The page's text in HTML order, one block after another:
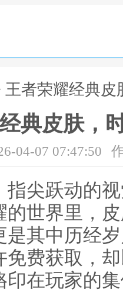
王者荣耀经典
典皮肤，
04-07 07:47:50
指尖跃动的
的世界里，
是其中历经
免费获取，
印在玩家的